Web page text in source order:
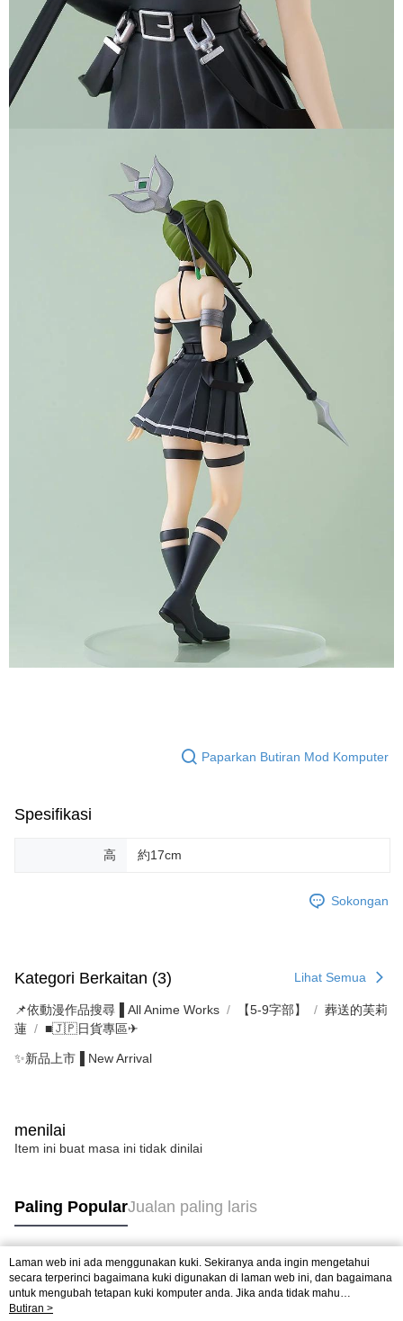
Paparkan Butiran Mod Komputer
Spesifikasi
高 約17cm
Sokongan
Kategori Berkaitan (3) Lihat Semua
📌依動漫作品搜尋▐ All Anime Works 【5-9字部】
葬送的芙莉
蓮
■🇯🇵日貨專區✈
✨新品上市▐ New Arrival
menilai
Item ini buat masa ini tidak dinilai
Paling PopularJualan paling laris
Tag Popular
Laman web ini ada menggunakan kuki. Sekiranya anda ingin mengetahui
secara terperinci bagaimana kuki digunakan di laman web ini, dan bagaimana
untuk mengubah tetapan kuki komputer anda. Jika anda tidak mahu
menggunakan kuki di komputer anda, sila rujuk penerangan mengenai kuki.
Butiran >